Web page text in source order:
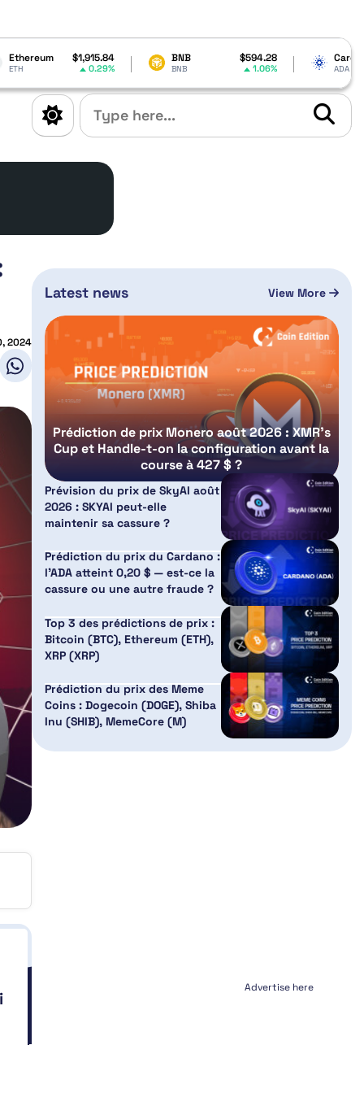
0.29%
BNB $594.28
BNB 1.06%
Cardano $0.199618
ADA -0.99%
2024
Latest news View More
Prédiction de prix Monero août 2026 : XMR’s
Cup et Handle-t-on la configuration avant la
course à 427 $ ?
Prévision du prix de SkyAI août
2026 : SKYAI peut-elle
maintenir sa cassure ?
Prédiction du prix du Cardano :
l’ADA atteint 0,20 $ — est-ce la
cassure ou une autre fraude ?
Top 3 des prédictions de prix :
Bitcoin (BTC), Ethereum (ETH),
XRP (XRP)
Prédiction du prix des Meme
Coins : Dogecoin (DOGE), Shiba
Inu (SHIB), MemeCore (M)
Advertise here